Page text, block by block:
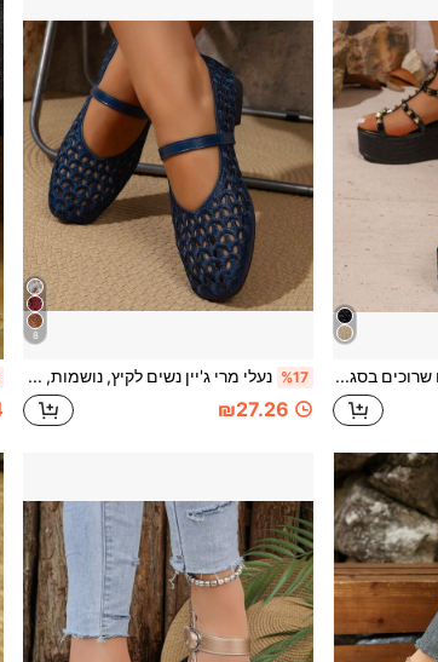
סנדלי פלטפורמה עם שרוכים בסגנון רומי לנשים, אביב/קיץ
8
%17 נעלי מרי ג'יין נשים לקיץ, נושמות, עם תחרה חלולה בדוגמת עיניים אובליות, קצה רגליים מרובע, רצועה בודדת, סוליה שטוחה, סגנון צרפתי, לנסיעות יומיומיות, כחול, בד פוליאסטר, קז'ואל, גב נמוך
₪27.26